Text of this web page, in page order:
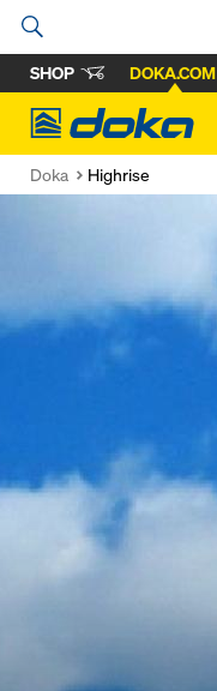
SHOP DOKA.COM
Doka
Doka Highrise